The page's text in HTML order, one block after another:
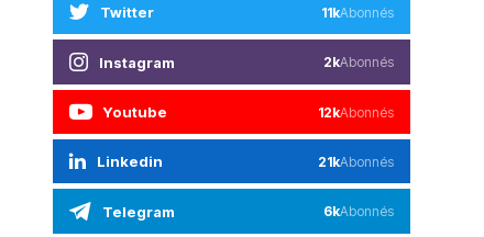
Twitter 11kAbonnés
Instagram 2kAbonnés
Youtube 12kAbonnés
Linkedin 21kAbonnés
Telegram 6kAbonnés